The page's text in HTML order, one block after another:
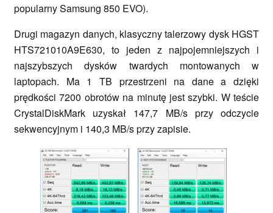
popularny Samsung 850 EVO).
Drugi magazyn danych, klasyczny talerzowy dysk HGST
HTS721010A9E630, to jeden z najpojemniejszych i
najszybszych dysków twardych montowanych w
laptopach. Ma 1 TB przestrzeni na dane a dzięki
prędkości 7200 obrotów na minutę jest szybki. W teście
CrystalDiskMark uzyskał 147,7 MB/s przy odczycie
sekwencyjnym i 140,3 MB/s przy zapisie.